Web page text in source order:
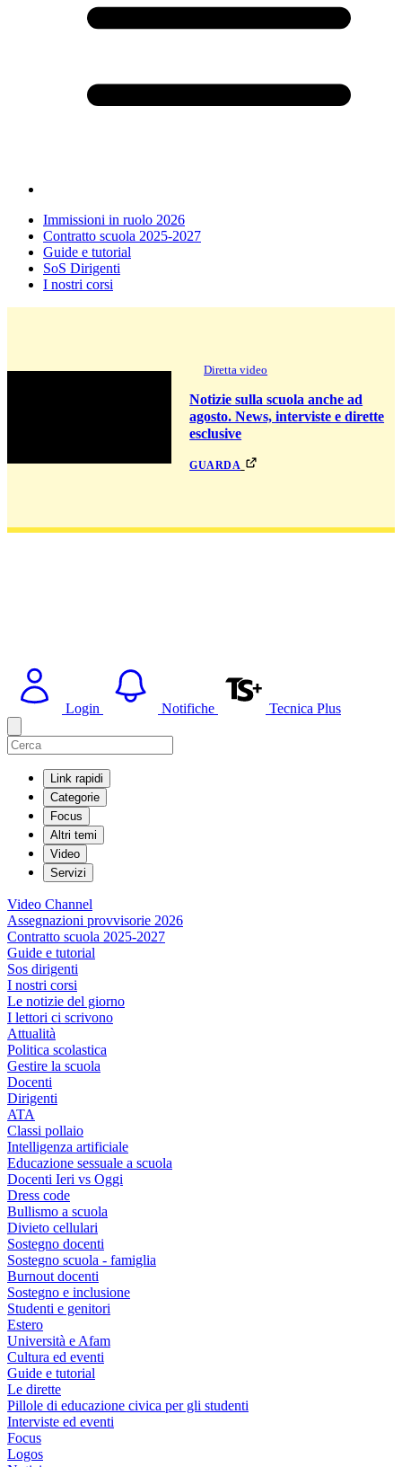
Immissioni in ruolo 2026
Contratto scuola 2025-2027
Guide e tutorial
SoS Dirigenti
I nostri corsi
Diretta video
Notizie sulla scuola anche ad
agosto. News, interviste e dirette
esclusive
guarda
Login Notifiche Tecnica Plus
Link rapidi
Categorie
Focus
Altri temi
Video
Servizi
Video Channel
Assegnazioni provvisorie 2026
Contratto scuola 2025-2027
Guide e tutorial
Sos dirigenti
I nostri corsi
Le notizie del giorno
I lettori ci scrivono
Attualità
Politica scolastica
Gestire la scuola
Docenti
Dirigenti
ATA
Classi pollaio
Intelligenza artificiale
Educazione sessuale a scuola
Docenti Ieri vs Oggi
Dress code
Bullismo a scuola
Divieto cellulari
Sostegno docenti
Sostegno scuola - famiglia
Burnout docenti
Sostegno e inclusione
Studenti e genitori
Estero
Università e Afam
Cultura ed eventi
Guide e tutorial
Le dirette
Pillole di educazione civica per gli studenti
Interviste ed eventi
Focus
Logos